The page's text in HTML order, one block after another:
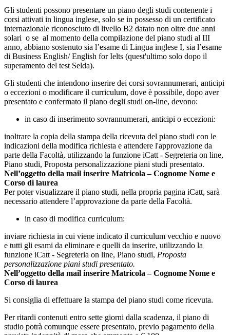
Gli studenti possono presentare un piano degli studi contenente i
corsi attivati in lingua inglese, solo se in possesso di un certificato
internazionale riconosciuto di livello B2 datato non oltre due anni
solari o se al momento della compilazione del piano studi al III
anno, abbiano sostenuto sia l’esame di Lingua inglese I, sia l’esame
di Business English/ English for Ielts (quest'ultimo solo dopo il
superamento del test Selda).
Gli studenti che intendono inserire dei corsi sovrannumerari, anticipi
o eccezioni o modificare il curriculum, dove è possibile, dopo aver
presentato e confermato il piano degli studi on-line, devono:
in caso di inserimento sovrannumerari, anticipi o eccezioni:
inoltrare la copia della stampa della ricevuta del piano studi con le
indicazioni della modifica richiesta e attendere l'approvazione da
parte della Facoltà, utilizzando la funzione iCatt - Segreteria on line,
Piano studi, Proposta personalizzazione piani studi presentato.
Nell’oggetto della mail inserire Matricola – Cognome Nome e
Corso di laurea
Per poter visualizzare il piano studi, nella propria pagina iCatt, sarà
necessario attendere l’approvazione da parte della Facoltà.
in caso di modifica curriculum:
inviare richiesta in cui viene indicato il curriculum vecchio e nuovo
e tutti gli esami da eliminare e quelli da inserire, utilizzando la
funzione iCatt - Segreteria on line, Piano studi, Proposta
personalizzazione piani studi presentato.
Nell’oggetto della mail inserire Matricola – Cognome Nome e
Corso di laurea
Si consiglia di effettuare la stampa del piano studi come ricevuta.
Per ritardi contenuti entro sette giorni dalla scadenza, il piano di
studio potrà comunque essere presentato, previo pagamento della